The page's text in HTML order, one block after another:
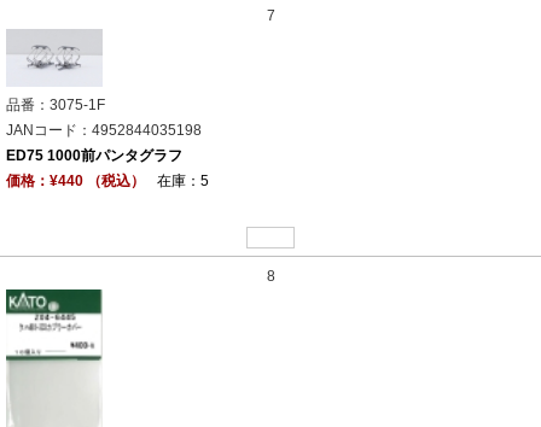
7
品番：3075-1F
JANコード：4952844035198
ED75 1000前パンタグラフ
価格：¥440 （税込）
在庫：5
8